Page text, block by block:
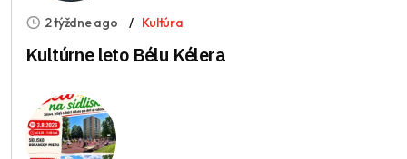
2 týždne ago Kultúra
Kultúrne leto Bélu Kélera